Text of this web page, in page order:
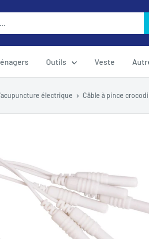
Outils Veste
électrique Câble à pince